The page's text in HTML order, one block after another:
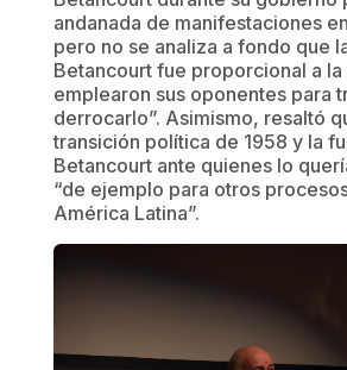
andanada de manifestaciones
pero no se analiza a fondo que
Betancourt fue proporcional a
emplearon sus oponentes para
derrocarlo”. Asimismo, resaltó
transición política de 1958 y la
Betancourt ante quienes lo
“de ejemplo para otros
América Latina”.